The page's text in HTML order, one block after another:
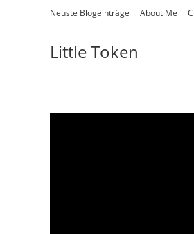
Neuste Blogeinträge About Me
Little Token